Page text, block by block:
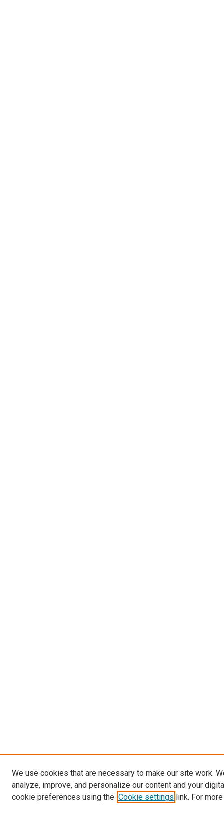
We use cookies that are necessary to make our site work.
analyze, improve, and personalize our content and your
cookie preferences using the Cookie settings link. For